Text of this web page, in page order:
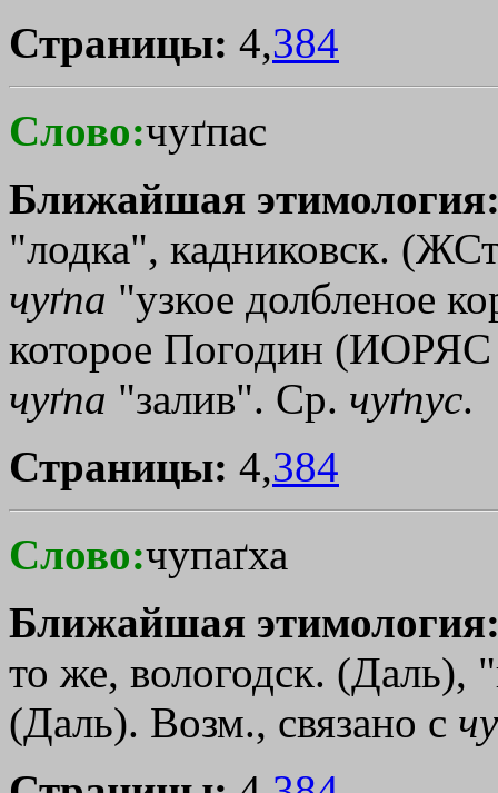
Страницы: 4,384
Слово:чуґпас
Ближайшая
"лодка", кадниковск.
чуґпа "узкое долбленое
которое Погодин (ИОРЯС
чуґпа "залив". Ср. чуґпус.
Страницы: 4,384
Слово:чупаґха
Ближайшая
то же, вологодск. (Даль),
(Даль). Возм., связано с